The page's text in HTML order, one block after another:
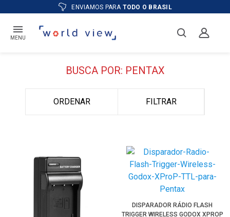
ATÉ12X E PREÇO ESPECIAL
MENU
BUSCA POR: PENTAX
ORDENAR FILTRAR
DISPARADOR RÁDIO FLASH
TRIGGER WIRELESS GODOX XPROP